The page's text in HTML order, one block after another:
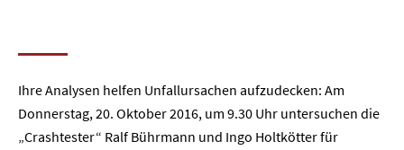
Ihre Analysen helfen Unfallursachen aufzudecken: Am
Donnerstag, 20. Oktober 2016, um 9.30 Uhr untersuchen die
„Crashtester“ Ralf Bührmann und Ingo Holtkötter für